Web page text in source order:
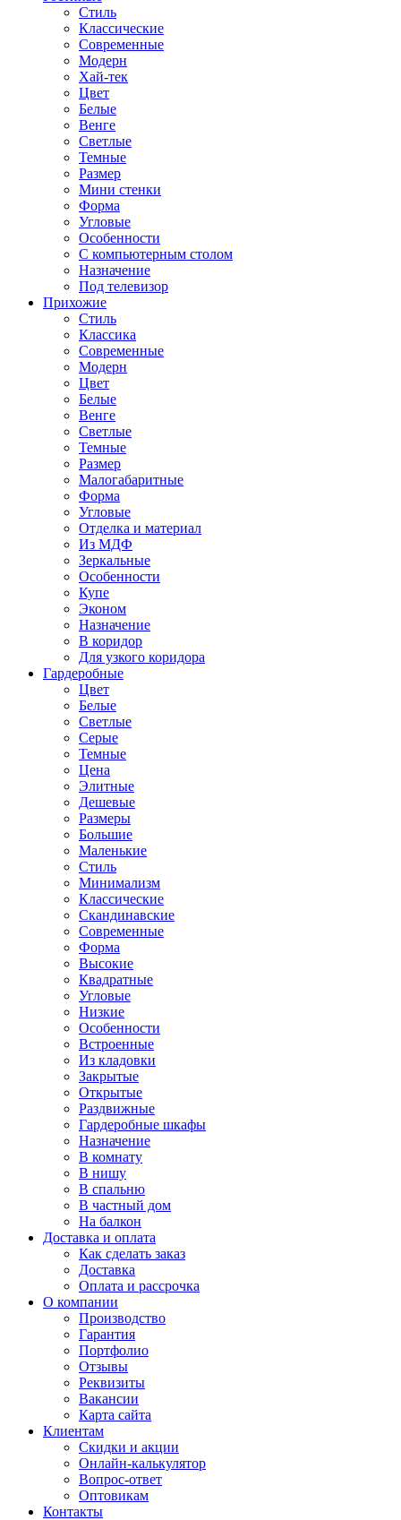
Стиль
Классические
Современные
Модерн
Хай-тек
Цвет
Белые
Венге
Светлые
Темные
Размер
Мини стенки
Форма
Угловые
Особенности
С компьютерным столом
Назначение
Под телевизор
Прихожие
Стиль
Классика
Современные
Модерн
Цвет
Белые
Венге
Светлые
Темные
Размер
Малогабаритные
Форма
Угловые
Отделка и материал
Из МДФ
Зеркальные
Особенности
Купе
Эконом
Назначение
В коридор
Для узкого коридора
Гардеробные
Цвет
Белые
Светлые
Серые
Темные
Цена
Элитные
Дешевые
Размеры
Большие
Маленькие
Стиль
Минимализм
Классические
Скандинавские
Современные
Форма
Высокие
Квадратные
Угловые
Низкие
Особенности
Встроенные
Из кладовки
Закрытые
Открытые
Раздвижные
Гардеробные шкафы
Назначение
В комнату
В нишу
В спальню
В частный дом
На балкон
Доставка и оплата
Как сделать заказ
Доставка
Оплата и рассрочка
О компании
Производство
Гарантия
Портфолио
Отзывы
Реквизиты
Вакансии
Карта сайта
Клиентам
Скидки и акции
Онлайн-калькулятор
Вопрос-ответ
Оптовикам
Контакты